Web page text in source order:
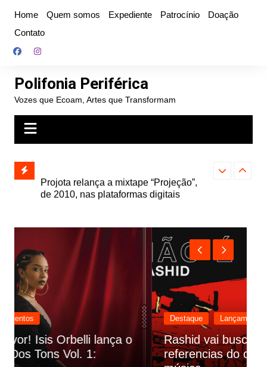
conteúdo
Home Quem somos Expediente Patrocínio
Doação
Contato
Polifonia Periférica
Vozes que Ecoam, Artes que Transformam
e abre
autoral,
de 2010, nas plataformas digitais
Farofa
Destaque
Rashid vai buscar nos HQs as
referencias do clipe de sua nova